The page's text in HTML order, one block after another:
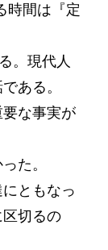
時間は『定
。現代人
ある。
な事実が
た。
ともなっ
切るの